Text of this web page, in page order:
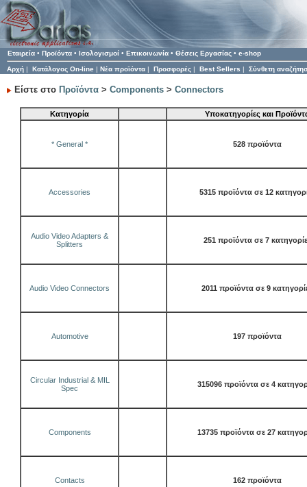
Εταιρεία • Προϊόντα • Ισολογισμοί • Επικοινωνία • Θέσεις Εργασίας • e-shop
Αρχή | Κατάλογος On-line | Νέα προϊόντα | Προσφορές | Best Sellers | Σύνθετη
Είστε στο Προϊόντα > Components > Connectors
Κατηγορία Υποκατηγορίες και
* General * 528 προϊόντα
Accessories 5315 προϊόντα σε 12
Audio Video Adapters &
Splitters
251 προϊόντα σε 7
Audio Video Connectors 2011 προϊόντα σε 9
Automotive 197 προϊόντα
Circular Industrial & MIL
Spec
315096 προϊόντα σε 4
Components 13735 προϊόντα σε 27
Contacts 162 προϊόντα